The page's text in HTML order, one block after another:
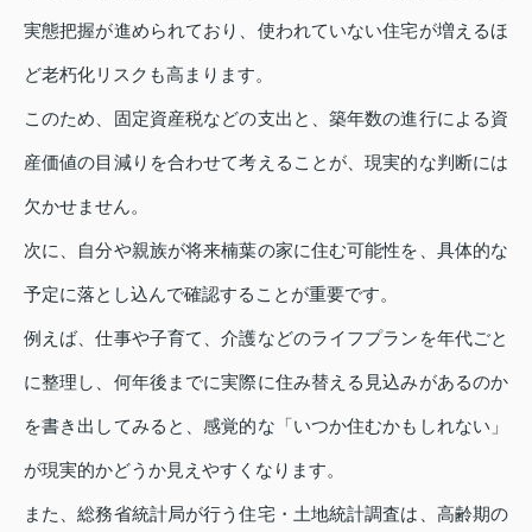
実態把握が進められており、使われていない住宅が増えるほ
ど老朽化リスクも高まります。
このため、固定資産税などの支出と、築年数の進行による資
産価値の目減りを合わせて考えることが、現実的な判断には
欠かせません。
次に、自分や親族が将来楠葉の家に住む可能性を、具体的な
予定に落とし込んで確認することが重要です。
例えば、仕事や子育て、介護などのライフプランを年代ごと
に整理し、何年後までに実際に住み替える見込みがあるのか
を書き出してみると、感覚的な「いつか住むかもしれない」
が現実的かどうか見えやすくなります。
また、総務省統計局が行う住宅・土地統計調査は、高齢期の